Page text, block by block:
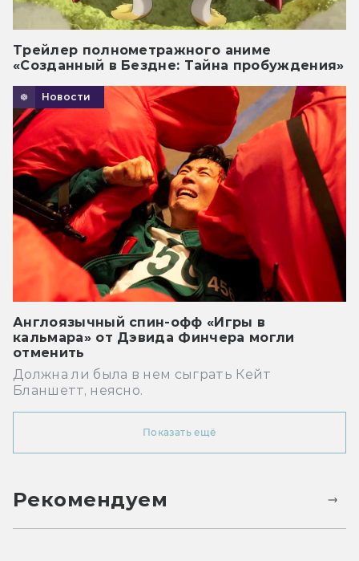
Трейлер полнометражного аниме
«Созданный в Бездне: Тайна пробуждения»
Новости
Англоязычный спин-офф «Игры в
кальмара» от Дэвида Финчера могли
отменить
Должна ли была в нем сыграть Кейт
Бланшетт, неясно.
Показать ещё
Рекомендуем